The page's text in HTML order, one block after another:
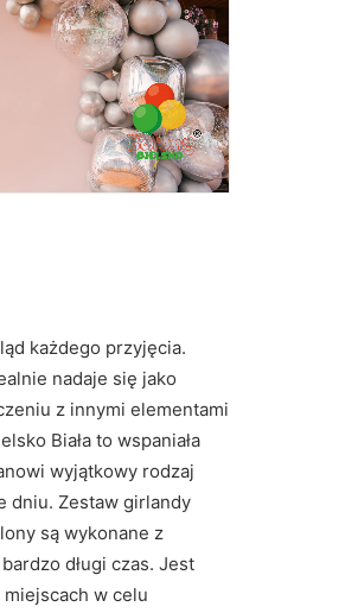
każdego przyjęcia.
nadaje się jako
z innymi elementami
Biała to wspaniała
wyjątkowy rodzaj
dniu. Zestaw girlandy
są wykonane z
długi czas. Jest
w celu